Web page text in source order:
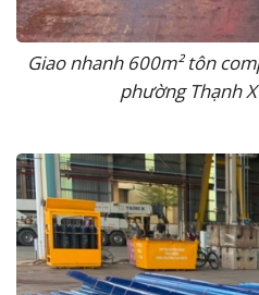
Giao nhanh 600m² tôn
phường Thạnh